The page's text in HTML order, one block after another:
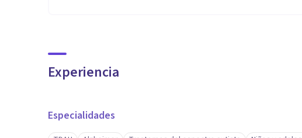
Experiencia
Especialidades